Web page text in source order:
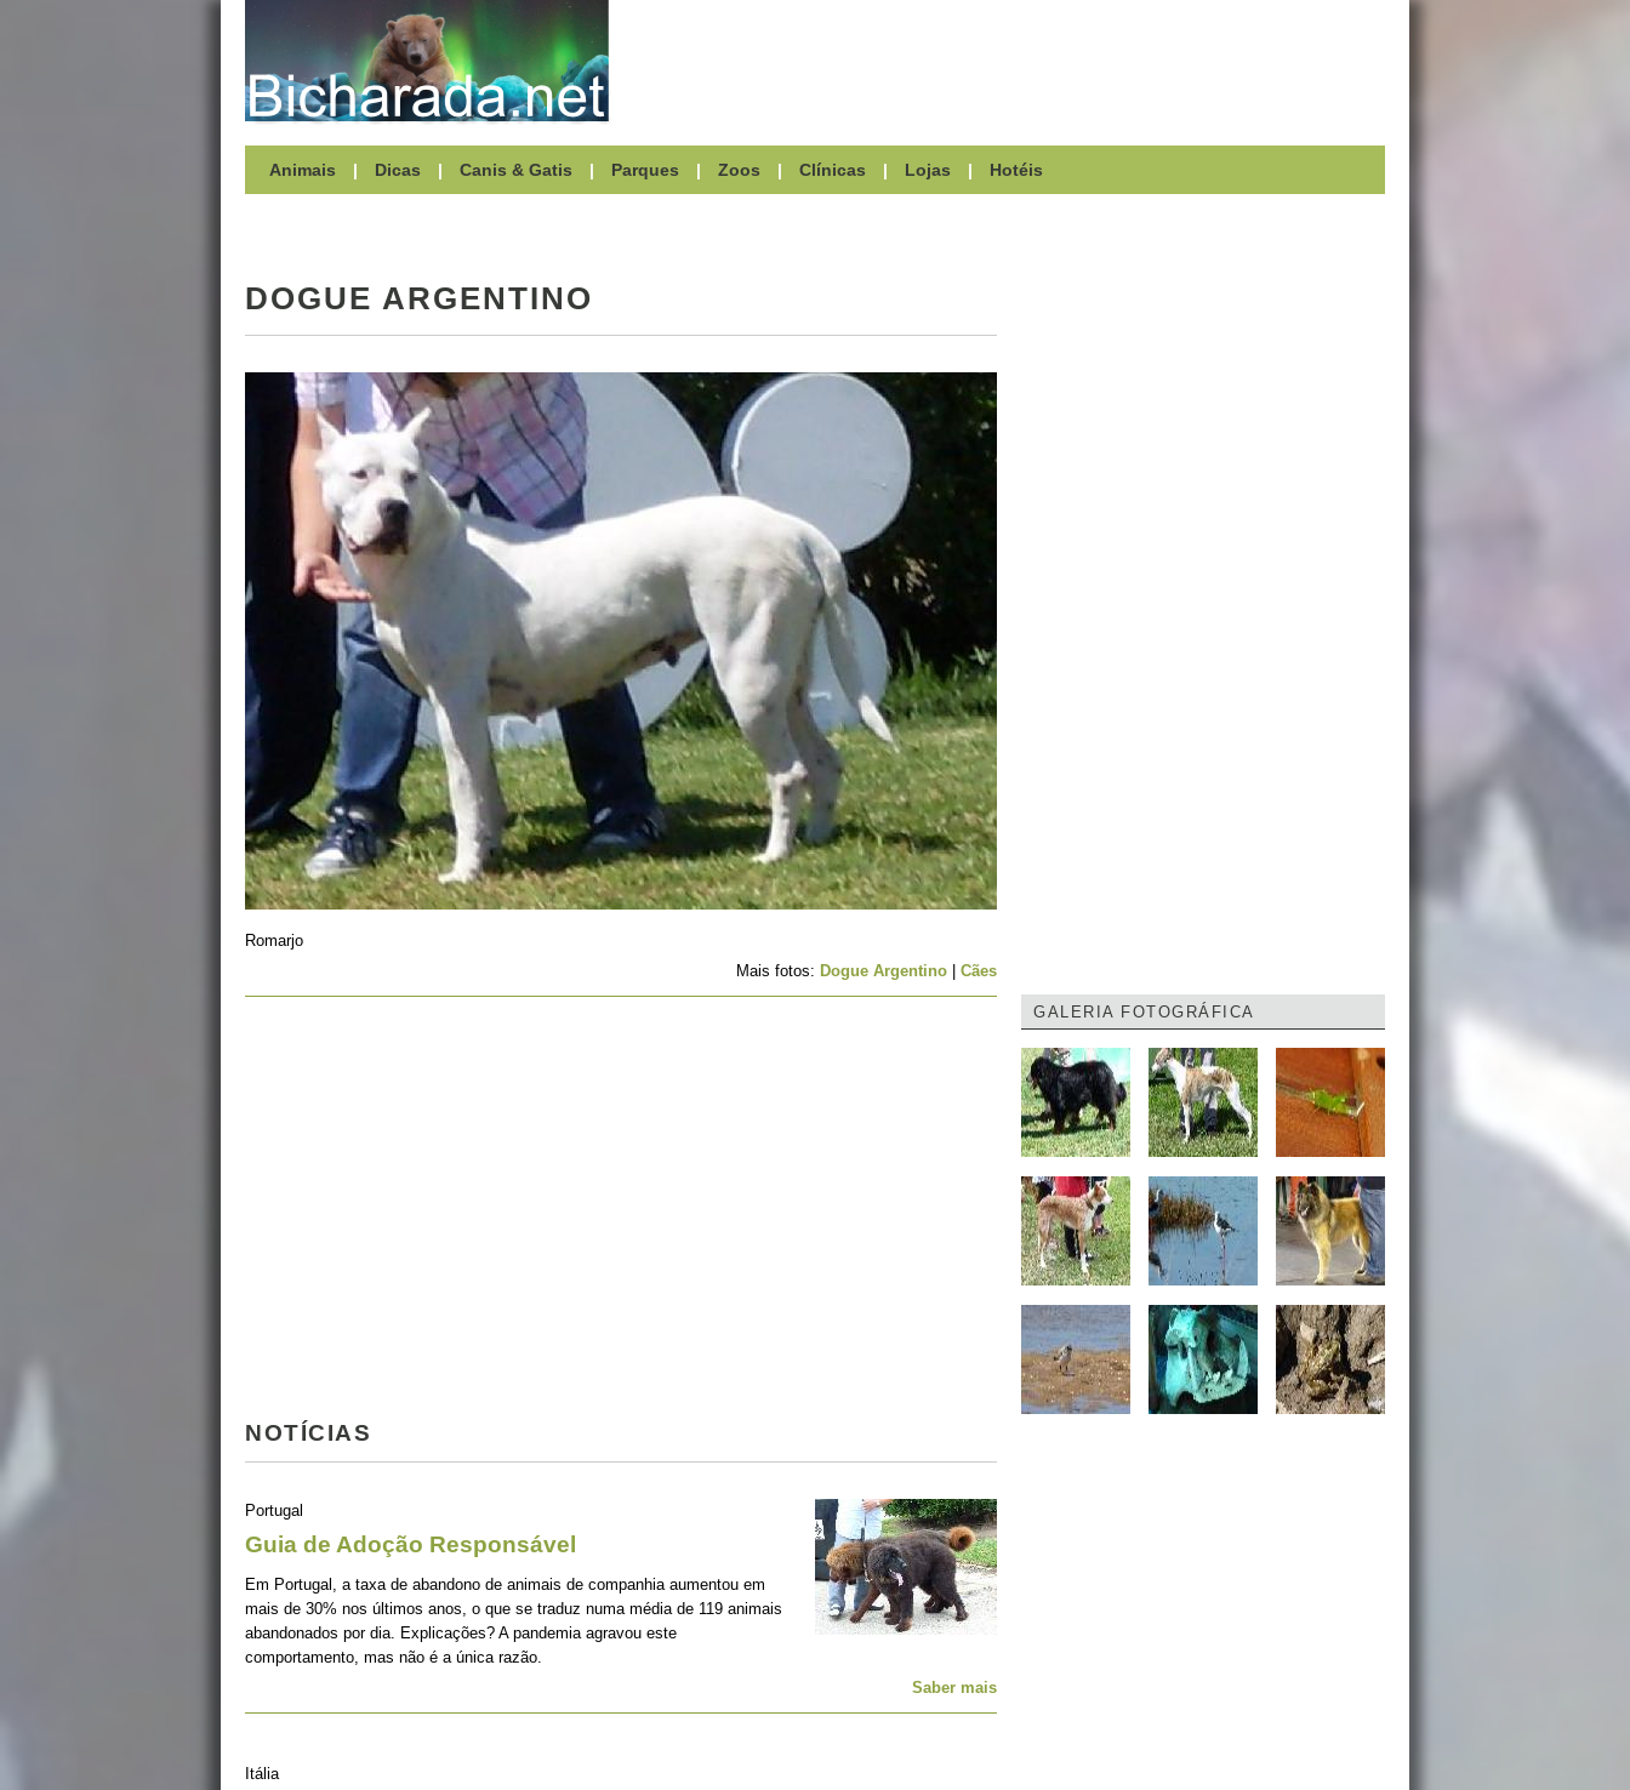
Animais | Dicas | Canis & Gatis | Parques | Zoos | Clínicas | Lojas | Hotéis
DOGUE ARGENTINO
Romarjo
Mais fotos: Dogue Argentino Cães
NOTÍCIAS
Portugal
Guia de Adoção Responsável
Em Portugal, a taxa de abandono de animais de companhia aumentou em
mais de 30% nos últimos anos, o que se traduz numa média de 119 animais
abandonados por dia. Explicações? A pandemia agravou este
comportamento, mas não é a única razão.
Saber mais
Itália
GALERIA FOTOGRÁFICA